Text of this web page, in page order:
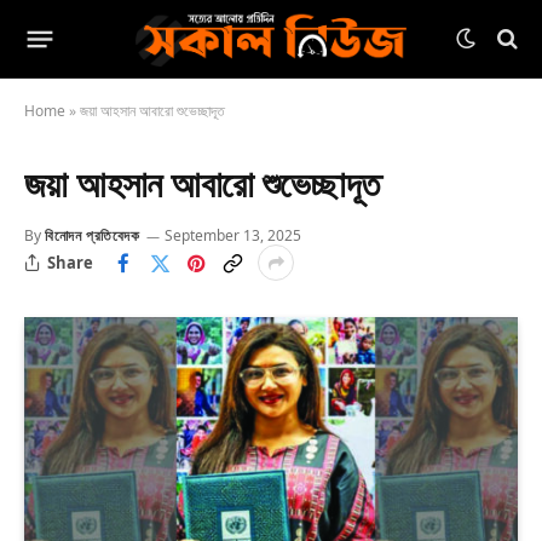
Home »জয়া আহসান আবারো শুভেচ্ছাদূত
জয়া আহসান আবারো শুভেচ্ছাদূত
Byবিনোদন প্রতিবেদক September 13, 2025
Share